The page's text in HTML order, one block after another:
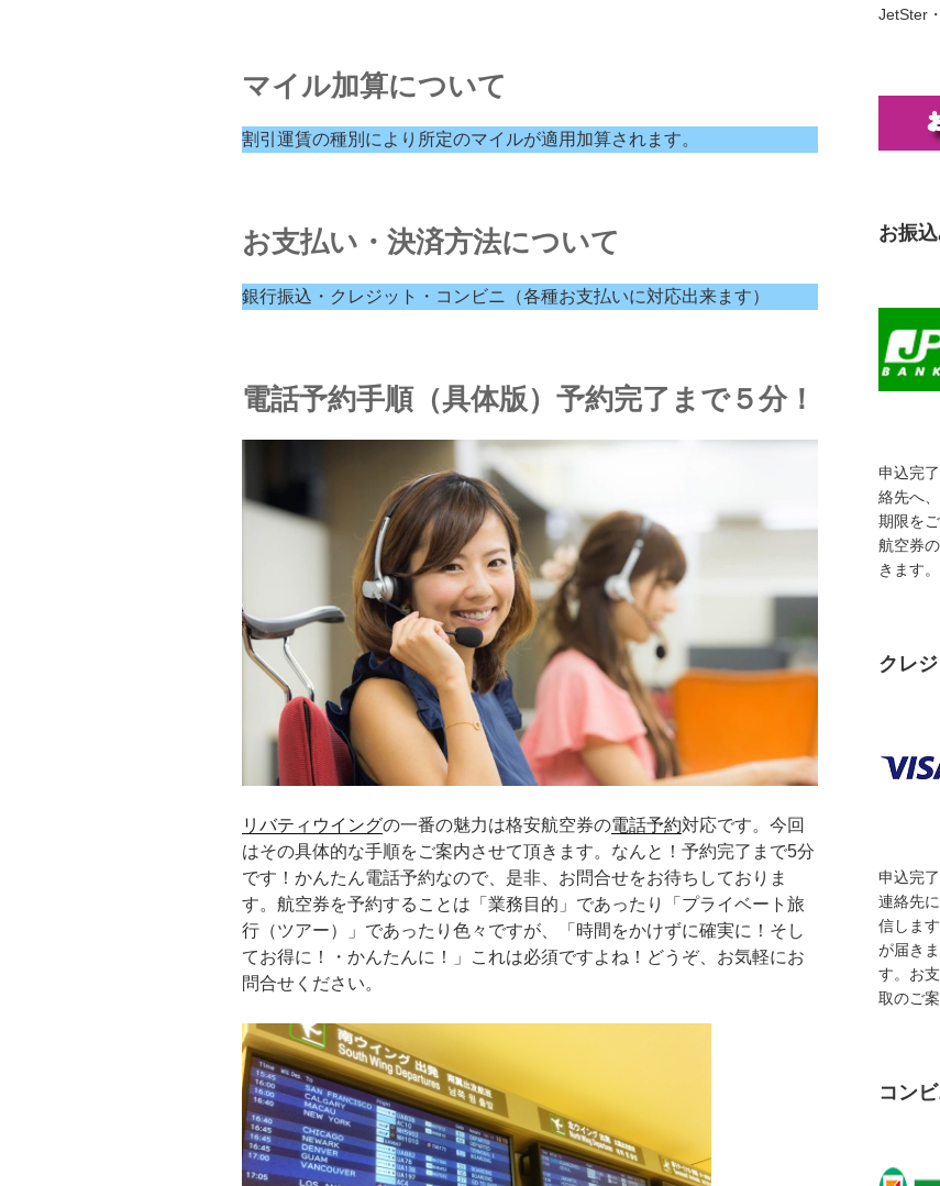
マイル加算について
割引運賃の種別により所定のマイルが適用加算されます。
お支払い・決済方法について
銀行振込・クレジット・コンビニ（各種お支払いに対応出来ます）
電話予約手順（具体版）予約完了まで５分！
リバティウイングの一番の魅力は格安航空券の電話予約対応です。今回
はその具体的な手順をご案内させて頂きます。なんと！予約完了まで5分
です！かんたん電話予約なので、是非、お問合せをお待ちしておりま
す。航空券を予約することは「業務目的」であったり「プライベート旅
行（ツアー）」であったり色々ですが、「時間をかけずに確実に！そし
てお得に！・かんたんに！」これは必須ですよね！どうぞ、お気軽にお
問合せください。
JetSter
お振
申込完
絡先へ
期限を
航空券
きます。
クレ
申込完
連絡先
信しま
が届き
す。お
取のご
コン